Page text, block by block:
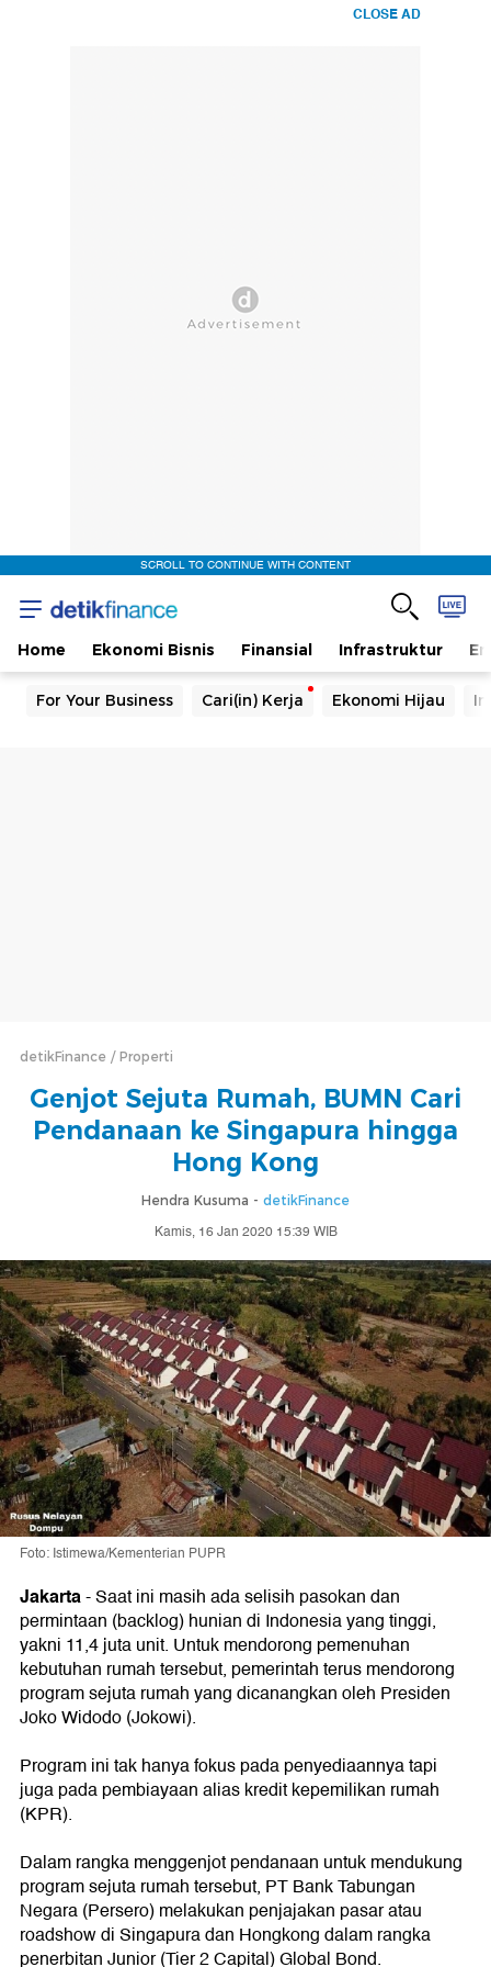
CLOSE AD
SCROLL TO CONTINUE WITH CONTENT
Home Ekonomi Bisnis Finansial Infrastruktur
For Your Business Cari(in) Kerja Ekonomi Hijau
detikFinance Properti
Genjot Sejuta Rumah, BUMN Cari
Pendanaan ke Singapura hingga
Hong Kong
Hendra Kusuma - detikFinance
Kamis, 16 Jan 2020 15:39 WIB
Foto: Istimewa/Kementerian PUPR
Jakarta-Saat ini masih ada selisih pasokan dan
permintaan (backlog) hunian di Indonesia yang tinggi,
yakni 11,4 juta unit. Untuk mendorong pemenuhan
kebutuhan rumah tersebut, pemerintah terus mendorong
program sejuta rumah yang dicanangkan oleh Presiden
Joko Widodo (Jokowi).
Program ini tak hanya fokus pada penyediaannya tapi
juga pada pembiayaan alias kredit kepemilikan rumah
(KPR).
Dalam rangka menggenjot pendanaan untuk mendukung
program sejuta rumah tersebut, PT Bank Tabungan
Negara (Persero) melakukan penjajakan pasar atau
roadshow di Singapura dan Hongkong dalam rangka
penerbitan Junior (Tier 2 Capital) Global Bond.